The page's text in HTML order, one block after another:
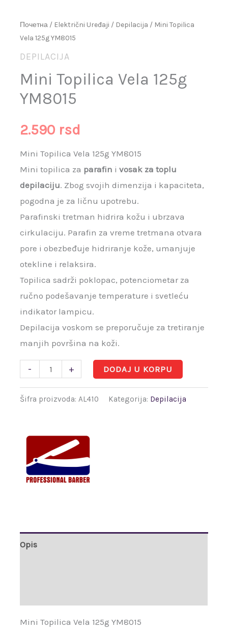
Почетна / Električni Uređaji / Depilacija / Mini Topilica
Vela 125g YM8015
DEPILACIJA
Mini Topilica Vela 125g
YM8015
2.590 rsd
Mini Topilica Vela 125g YM8015
Mini topilica za parafin ivosak za toplu
depilaciju. Zbog svojih dimenzija i kapaciteta,
pogodna je za ličnu upotrebu.
Parafinski tretman hidrira kožu i ubrzava
cirkulaciju. Parafin za vreme tretmana otvara
pore i obezbeđuje hidriranje kože, umanjuje
otekline i relaksira.
Topilica sadrži poklopac, potenciometar za
ručno podešavanje temperature i svetleću
indikator lampicu.
Depilacija voskom se preporučuje za tretiranje
manjih površina na koži.
- + DODAJ U KORPU
Šifra proizvoda:AL410 Kategorija: Depilacija
Opis
Mini Topilica Vela 125g YM8015